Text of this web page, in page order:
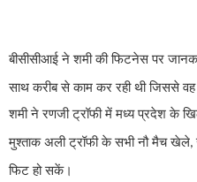
बीसीसीआई ने शमी की फिटनेस पर
साथ करीब से काम कर रही थी जिससे
शमी ने रणजी ट्रॉफी में मध्य प्रदेश के
मुश्ताक अली ट्रॉफी के सभी नौ मैच खेले,
फिट हो सकें।